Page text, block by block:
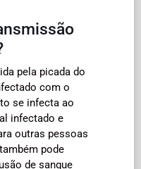
pela picada do
com o
se infecta ao
infectado e
outras pessoas
pode
de sangue